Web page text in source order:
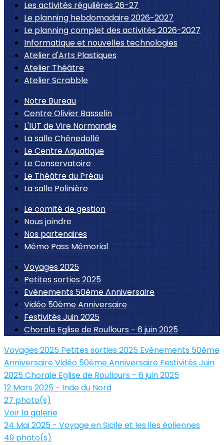
Les activités régulières 26-27
Le planning hebdomadaire 2026-2027
Le planning complet des activités 2026-2027
Informatique et nouvelles technologies
Atelier d'Arts Plastiques
Atelier Théâtre
Atelier Scrabble
Notre Bureau
Centre Olivier Basselin
L'IUT de Vire Normandie
La salle Chênedollé
Le Centre Aquatique
Le Conservatoire
Le Théâtre du Préau
La salle Polinière
Le comité de gestion
Nous joindre
Nos partenaires
Mémo Pass Mémorial
Voyages 2025
Petites sorties 2025
Evènements 50ème Anniversaire
Vidéo 50ème Anniversaire
Festivités Juin 2025
Chorale Eglise de Roullours - 6 juin 2025
Voyages 2025 Petites sorties 2025 Evènements 50ème
AnniversaireVidéo 50ème Anniversaire Festivités Juin
2025Chorale Eglise de Roullours - 6 juin 2025
12 Mars 2025 - Inde du Nord
27 photo(s)
Voir la galerie
24 Mai 2025 - Voyage en Sicile et les iles éoliennes
49 photo(s)